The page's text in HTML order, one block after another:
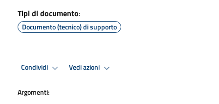
Tipi di documento:
Documento (tecnico) di supporto
Condividi Vedi azioni
Argomenti: